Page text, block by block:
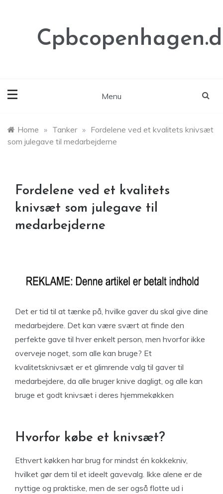
Menu
Home » Tanker » Fordelene ved et kvalitets knivsæt
som julegave til medarbejderne
Fordelene ved et kvalitets
knivsæt som julegave til
medarbejderne
Det er tid til at tænke på, hvilke gaver du skal give dine
medarbejdere. Det kan være svært at finde den
perfekte gave til hver enkelt person, men hvorfor ikke
overveje noget, som alle kan bruge? Et
kvalitetsknivsæt er et glimrende valg til gaver til
medarbejdere, da alle bruger knive dagligt, og alle kan
bruge et godt knivsæt i deres hjemmekøkken
Hvorfor købe et knivsæt?
Ethvert køkken har brug for mindst én kokkekniv,
hvilket gør dem til et ideelt gavevalg. Ikke alene er de
nyttige og praktiske, men de ser også flotte ud i